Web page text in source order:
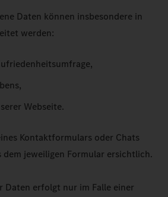
Daten können insbesondere in
werden:
Webseite.
Kontaktformulars oder Chats
jeweiligen Formular ersichtlich.
Daten erfolgt nur im Falle einer